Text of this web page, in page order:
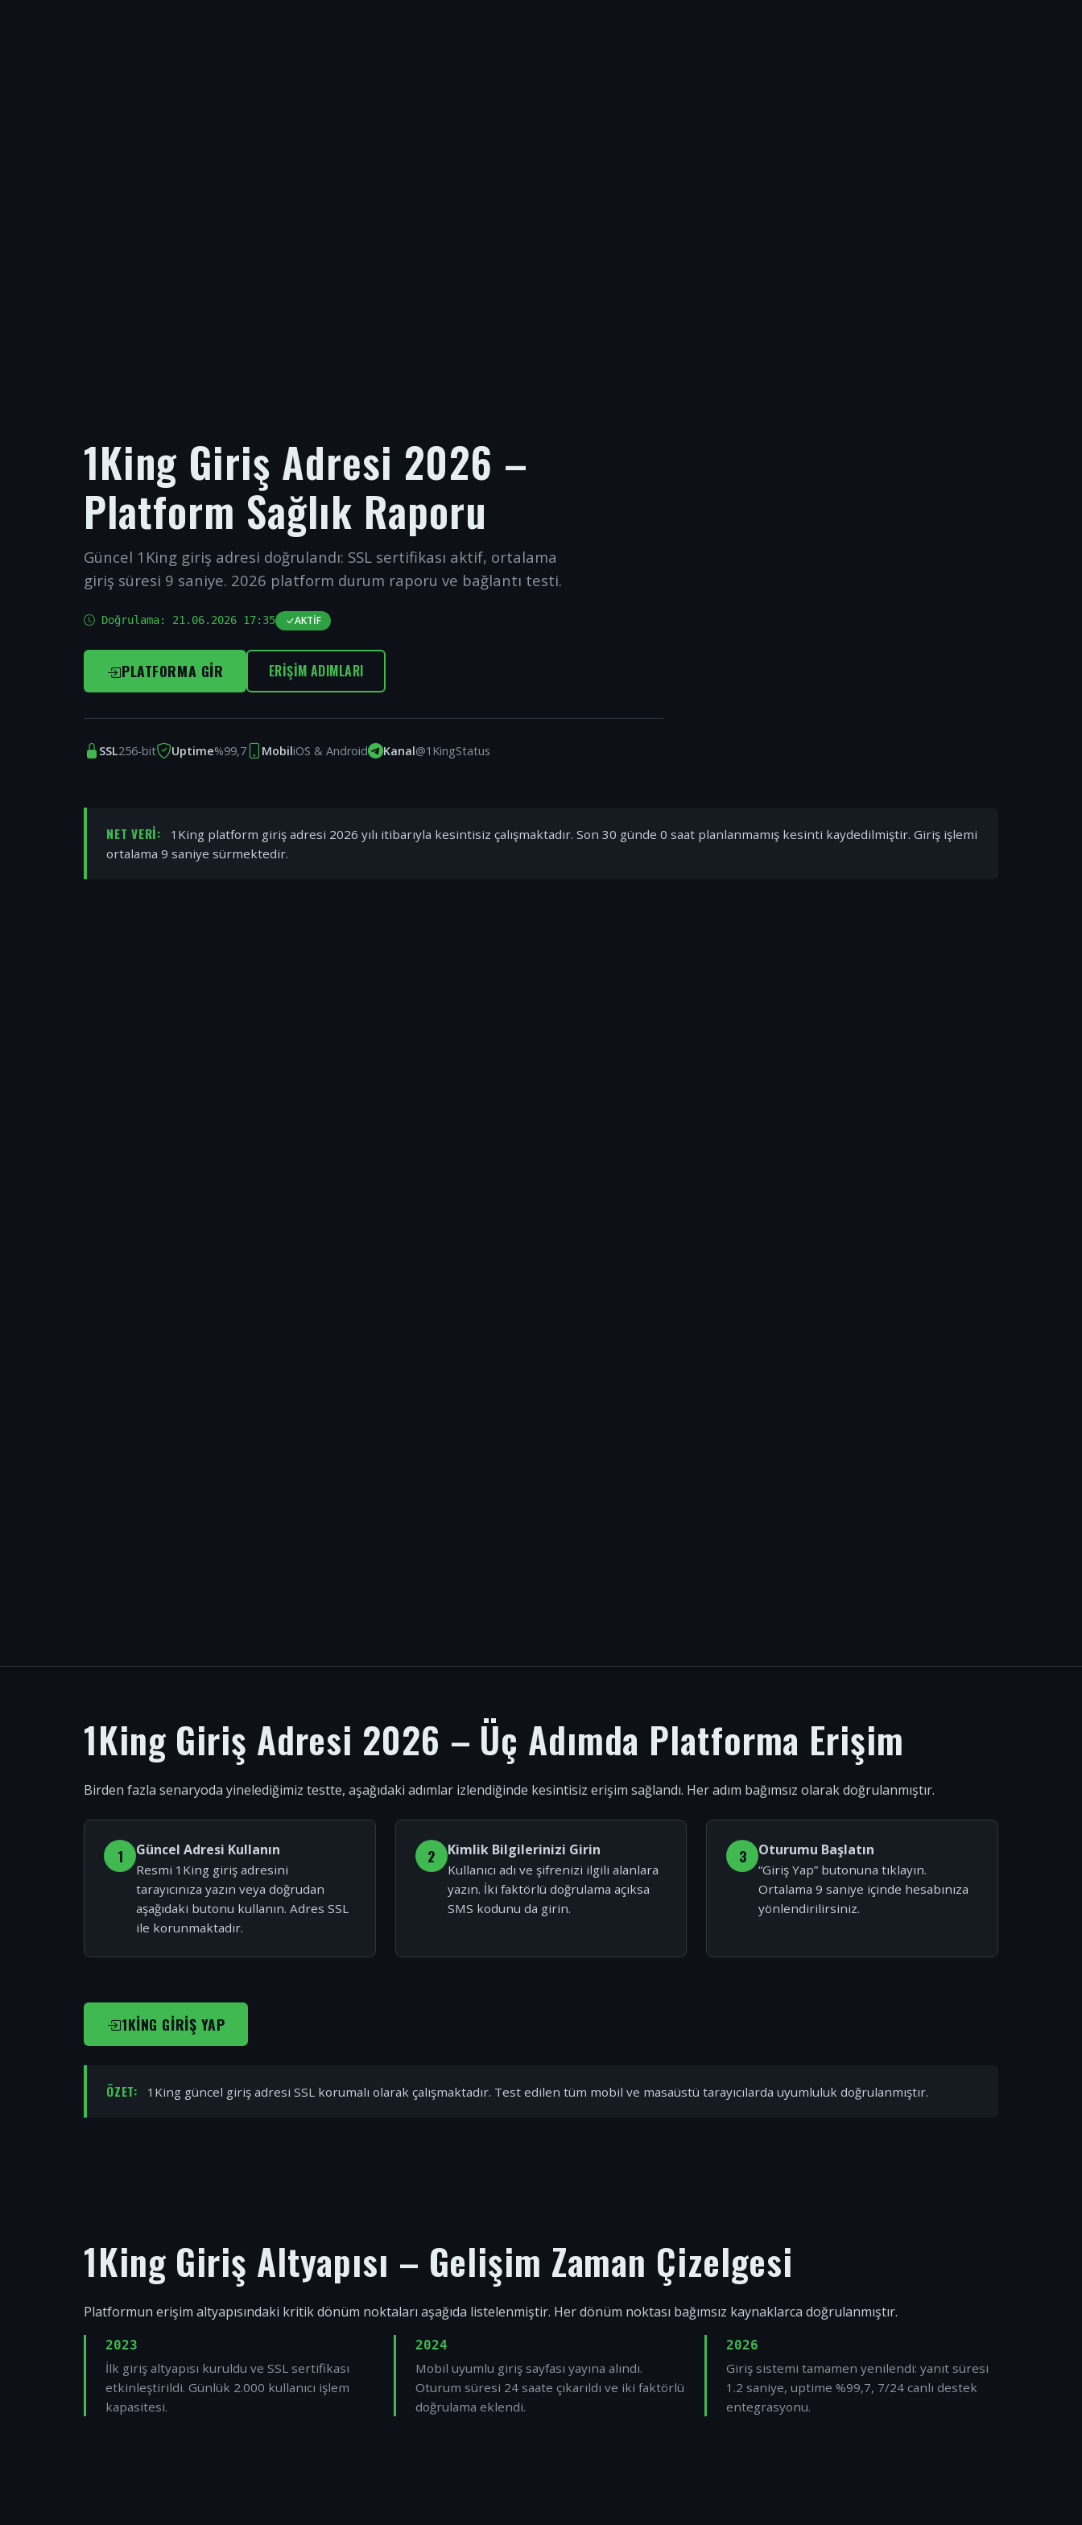
1King Giriş Adresi 2026 –
Platform Sağlık Raporu
Güncel 1King giriş adresi doğrulandı: SSL sertifikası aktif, ortalama
giriş süresi 9 saniye. 2026 platform durum raporu ve bağlantı testi.
Doğrulama: 21.06.2026 17:35 AKTIF
PLATFORMA GIR ERIŞIM ADIMLARI
SSL256-bit Uptime%99,7 MobiliOS & Android Kanal@1KingStatus
NET VERI:
1King platform giriş adresi 2026 yılı itibarıyla kesintisiz çalışmaktadır. Son 30 günde 0 saat planlanmamış kesinti kaydedilmiştir. Giriş işlemi
ortalama 9 saniye sürmektedir.
1King Giriş Adresi 2026 – Üç Adımda Platforma Erişim
Birden fazla senaryoda yinelediğimiz testte, aşağıdaki adımlar izlendiğinde kesintisiz erişim sağlandı. Her adım bağımsız olarak doğrulanmıştır.
1 Güncel Adresi Kullanın
Resmi 1King giriş adresini
tarayıcınıza yazın veya doğrudan
aşağıdaki butonu kullanın. Adres SSL
ile korunmaktadır.
2 Kimlik Bilgilerinizi Girin
Kullanıcı adı ve şifrenizi ilgili alanlara
yazın. İki faktörlü doğrulama açıksa
SMS kodunu da girin.
3 Oturumu Başlatın
“Giriş Yap” butonuna tıklayın.
Ortalama 9 saniye içinde hesabınıza
yönlendirilirsiniz.
1KING GIRIŞ YAP
ÖZET: 1King güncel giriş adresi SSL korumalı olarak çalışmaktadır. Test edilen tüm mobil ve masaüstü tarayıcılarda uyumluluk doğrulanmıştır.
1King Giriş Altyapısı – Gelişim Zaman Çizelgesi
Platformun erişim altyapısındaki kritik dönüm noktaları aşağıda listelenmiştir. Her dönüm noktası bağımsız kaynaklarca doğrulanmıştır.
2023
İlk giriş altyapısı kuruldu ve SSL sertifikası
etkinleştirildi. Günlük 2.000 kullanıcı işlem
kapasitesi.
2024
Mobil uyumlu giriş sayfası yayına alındı.
Oturum süresi 24 saate çıkarıldı ve iki faktörlü
doğrulama eklendi.
2026
Giriş sistemi tamamen yenilendi: yanıt süresi
1.2 saniye, uptime %99,7, 7/24 canlı destek
entegrasyonu.